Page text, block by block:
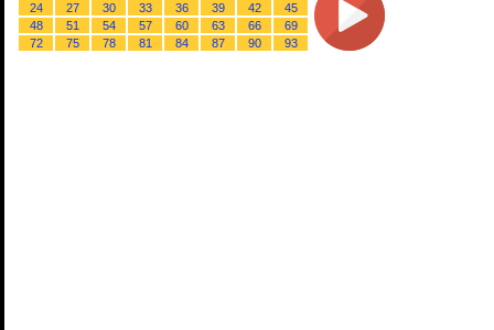
24
27 30 33 36 39 42
45
48
51 54 57 60 63 66
69
72
75 78 81 84 87 90 93